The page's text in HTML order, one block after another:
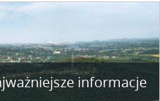
informacje